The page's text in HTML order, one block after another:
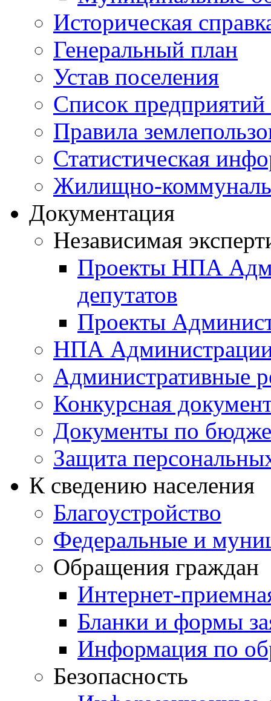
Историческая
Генеральный план
Устав поселения
Список предприятий
Правила
Статистическая
Жилищно-
Документация
Независимая
Проекты НПА
депутатов
Проекты
НПА
Административные
Конкурсная
Документы по
Защита
К сведению населения
Благоустройство
Федеральные и
Обращения граждан
Интернет-
Бланки и формы
Информация по
Безопасность